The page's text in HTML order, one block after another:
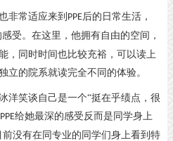
非常适应来到 PPE后的日常生活，
受。在这里，他拥有自由的空间，
，同时时间也比较充裕，可以读上
立的院系就读完全不同的体验。
洋笑谈自己是一个“挺在乎绩点，很
PPE给她最深的感受反而是同学身上
没有在同专业的同学们身上看到特